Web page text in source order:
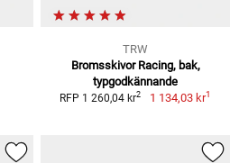
TRW
Bromsskivor Racing, bak,
typgodkännande
RFP 1 260,04 kr2 1 134,03 kr1